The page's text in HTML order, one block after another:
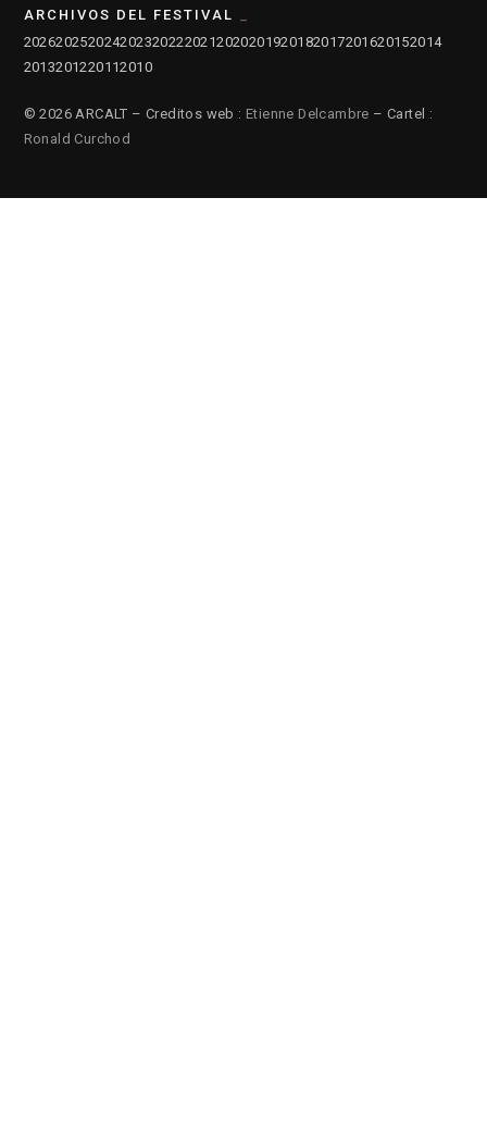
ARCHIVOS DEL FESTIVAL
2026202520242023202220212020201920182017201620152014
2013201220112010
© 2026 ARCALT – Creditos web : Etienne Delcambre – Cartel :
Ronald Curchod